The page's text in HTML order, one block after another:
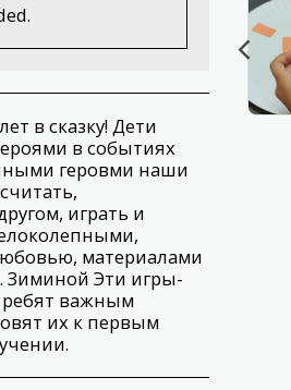
в сказку! Дети
в событиях
геровми наши
играть и
материалами
Зиминой Эти игры-
ребят важным
их к первым